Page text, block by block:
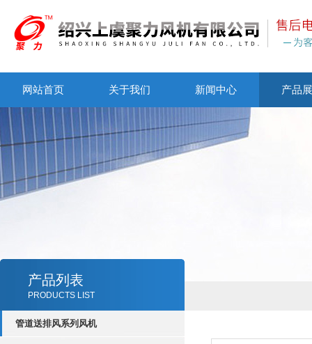
网站首页 关于我们 新闻中心 产品
产品列表
PRODUCTS LIST
管道送排风系列风机